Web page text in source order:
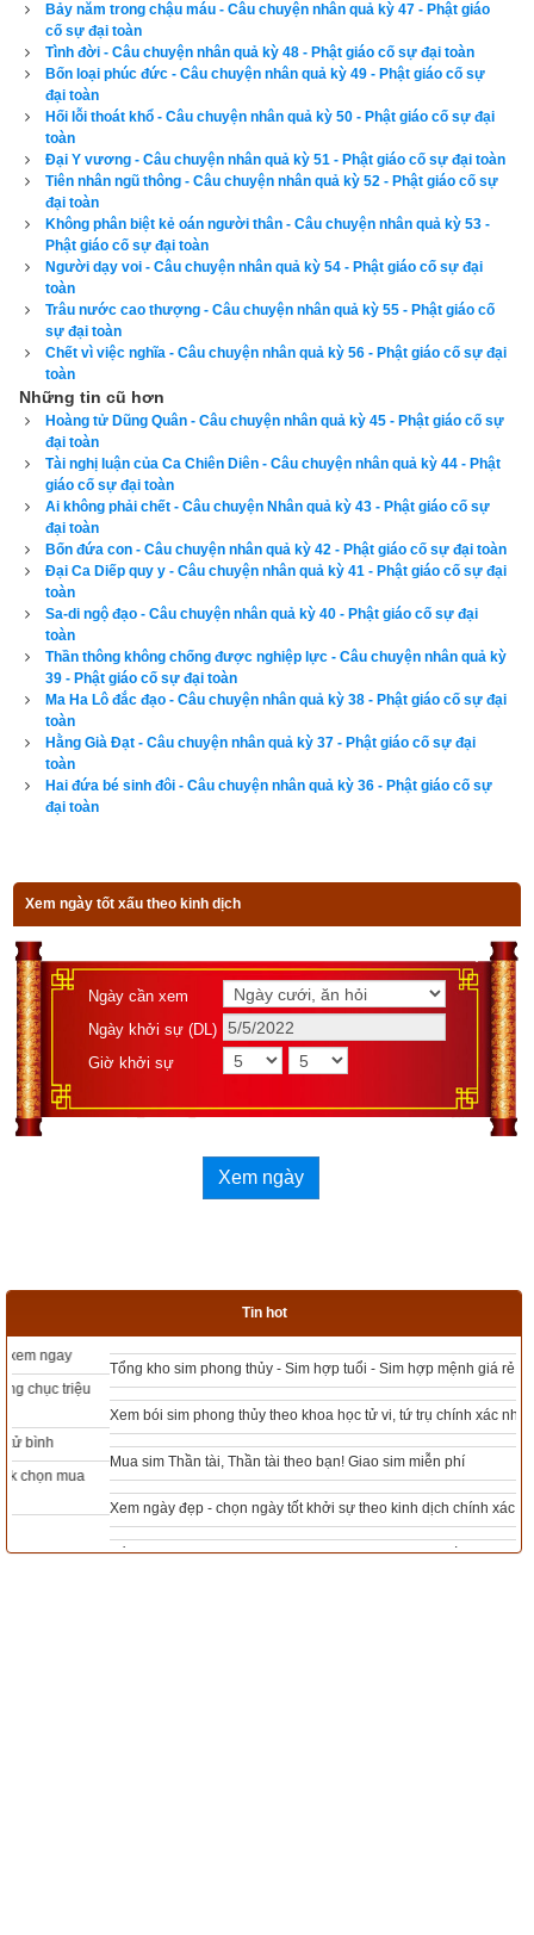
Bảy năm trong chậu máu - Câu chuyện nhân quả kỳ 47 - Phật giáo
cố sự đại toàn
Tình đời - Câu chuyện nhân quả kỳ 48 - Phật giáo cố sự đại toàn
Bốn loại phúc đức - Câu chuyện nhân quả kỳ 49 - Phật giáo cố sự
đại toàn
Hối lỗi thoát khổ - Câu chuyện nhân quả kỳ 50 - Phật giáo cố sự đại
toàn
Đại Y vương - Câu chuyện nhân quả kỳ 51 - Phật giáo cố sự đại toàn
Tiên nhân ngũ thông - Câu chuyện nhân quả kỳ 52 - Phật giáo cố sự
đại toàn
Không phân biệt kẻ oán người thân - Câu chuyện nhân quả kỳ 53 -
Phật giáo cố sự đại toàn
Người dạy voi - Câu chuyện nhân quả kỳ 54 - Phật giáo cố sự đại
toàn
Trâu nước cao thượng - Câu chuyện nhân quả kỳ 55 - Phật giáo cố
sự đại toàn
Chết vì việc nghĩa - Câu chuyện nhân quả kỳ 56 - Phật giáo cố sự đại
toàn
Những tin cũ hơn
Hoàng tử Dũng Quân - Câu chuyện nhân quả kỳ 45 - Phật giáo cố sự
đại toàn
Tài nghị luận của Ca Chiên Diên - Câu chuyện nhân quả kỳ 44 - Phật
giáo cố sự đại toàn
Ai không phải chết - Câu chuyện Nhân quả kỳ 43 - Phật giáo cố sự
đại toàn
Bốn đứa con - Câu chuyện nhân quả kỳ 42 - Phật giáo cố sự đại toàn
Đại Ca Diếp quy y - Câu chuyện nhân quả kỳ 41 - Phật giáo cố sự đại
toàn
Sa-di ngộ đạo - Câu chuyện nhân quả kỳ 40 - Phật giáo cố sự đại
toàn
Thần thông không chống được nghiệp lực - Câu chuyện nhân quả kỳ
39 - Phật giáo cố sự đại toàn
Ma Ha Lô đắc đạo - Câu chuyện nhân quả kỳ 38 - Phật giáo cố sự đại
toàn
Hằng Già Đạt - Câu chuyện nhân quả kỳ 37 - Phật giáo cố sự đại
toàn
Hai đứa bé sinh đôi - Câu chuyện nhân quả kỳ 36 - Phật giáo cố sự
đại toàn
Xem ngày tốt xấu theo kinh dịch
Ngày cần xem
Ngày khởi sự (DL)
Giờ khởi sự
Xem ngày
Tin hot
Tổng kho sim phong thủy - Sim hợp tuổi - Sim hợp mệnh giá rẻ nhất thị trường
Xem bói sim phong thủy theo khoa học tử vi, tứ trụ chính xác nhất
Mua sim Thần tài, Thần tài theo bạn! Giao sim miễn phí
Xem ngày đẹp - chọn ngày tốt khởi sự theo kinh dịch chính xác nhất
Tổng Kho Sim Năm sinh 0x - 9x - 8x -7x -6x giá rẻ nhất thị trường - Click xem